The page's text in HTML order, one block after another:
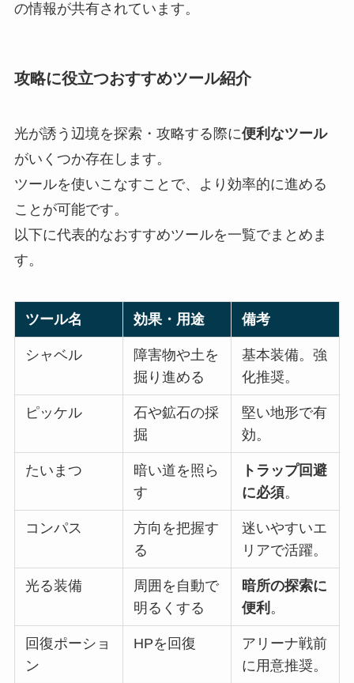
の情報が共有されています。
攻略に役立つおすすめツール紹介
光が誘う辺境を探索・攻略する際に便利なツール
がいくつか存在します。
ツールを使いこなすことで、より効率的に進める
ことが可能です。
以下に代表的なおすすめツールを一覧でまとめま
す。
ツール名 効果・用途 備考
シャベル
障害物や土を
掘り進める
基本装備。強
化推奨。
ピッケル
石や鉱石の採
掘
堅い地形で有
効。
たいまつ
暗い道を照ら
す
トラップ回避
に必須。
コンパス
方向を把握す
る
迷いやすいエ
リアで活躍。
光る装備
周囲を自動で
明るくする
暗所の探索に
便利 。
回復ポーショ
ン
HPを回復
アリーナ戦前
に用意推奨。